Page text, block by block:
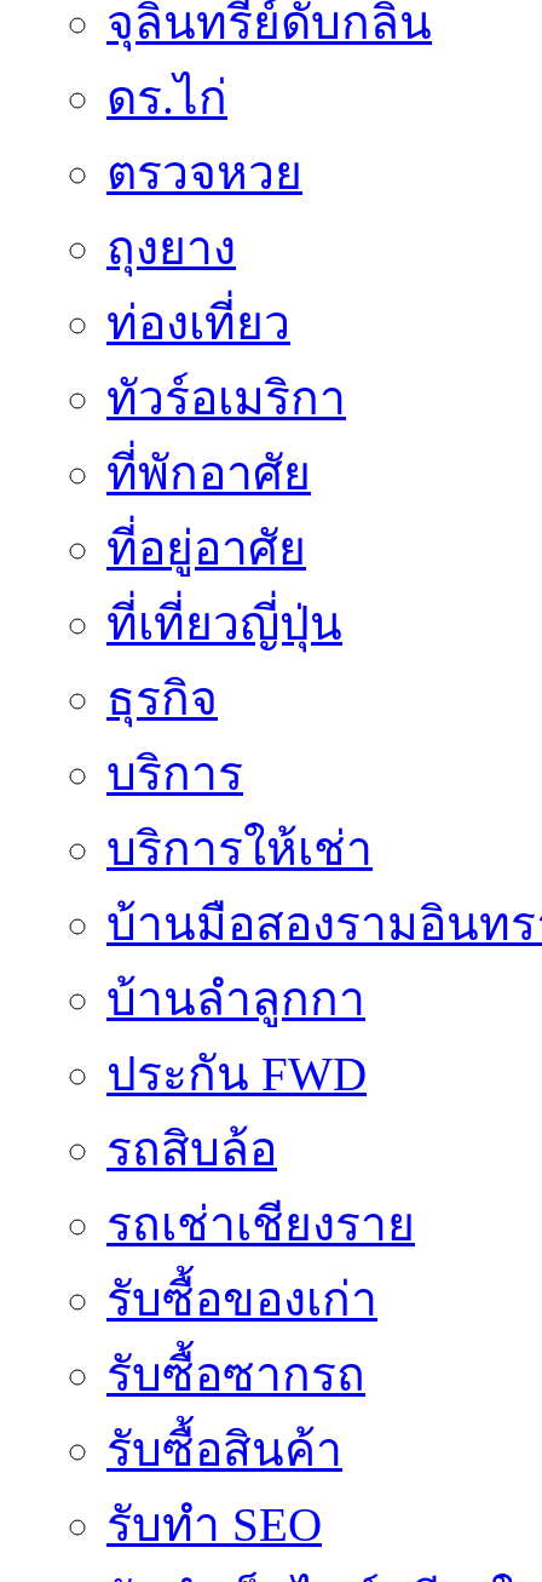
จุลินทรีย์ดับกลิ่น
ดร.ไก่
ตรวจหวย
ถุงยาง
ท่องเที่ยว
ทัวร์อเมริกา
ที่พักอาศัย
ที่อยู่อาศัย
ที่เที่ยวญี่ปุ่น
ธุรกิจ
บริการ
บริการให้เช่า
บ้านมือสองรามอินท
บ้านลำลูกกา
ประกัน FWD
รถสิบล้อ
รถเช่าเชียงราย
รับซื้อของเก่า
รับซื้อซากรถ
รับซื้อสินค้า
รับทำ SEO